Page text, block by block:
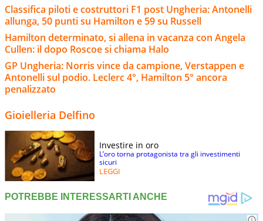
Classifica piloti e costruttori F1 post Ungheria: Antonelli
allunga, 50 punti su Hamilton e 59 su Russell
Hamilton determinato, si allena in vacanza con Angela
Cullen: il dopo Roscoe si chiama Halo
GP Ungheria: Norris vince da campione, Verstappen e
Antonelli sul podio. Leclerc 4°, Hamilton 5° ancora
penalizzato
Gioielleria Delfino
Investire in oro
L’oro torna protagonista tra gli investimenti
sicuri
LEGGI